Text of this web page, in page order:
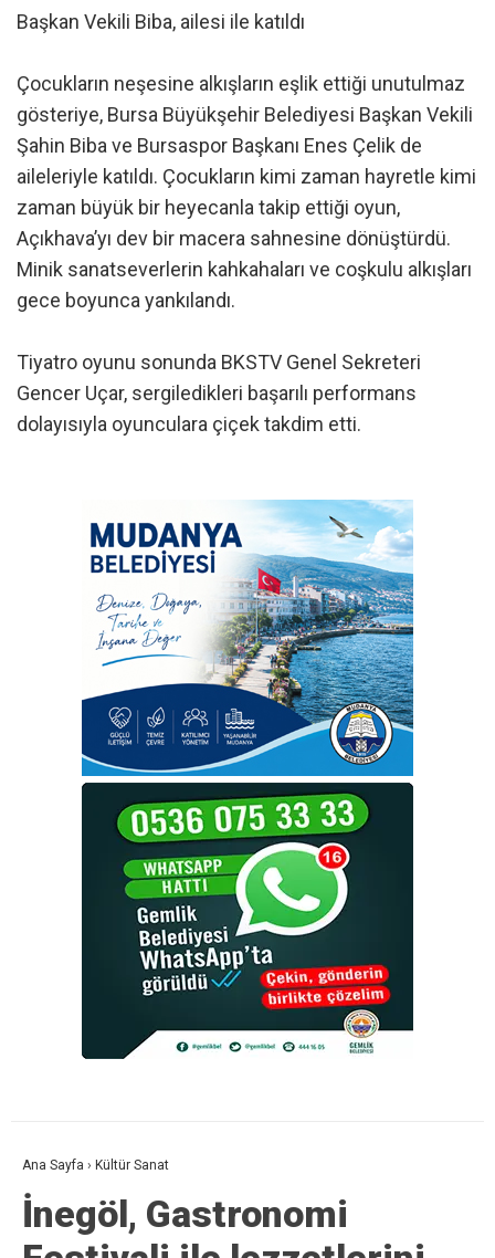
Başkan Vekili Biba, ailesi ile katıldı
Çocukların neşesine alkışların eşlik ettiği unutulmaz
gösteriye, Bursa Büyükşehir Belediyesi Başkan Vekili
Şahin Biba ve Bursaspor Başkanı Enes Çelik de
aileleriyle katıldı. Çocukların kimi zaman hayretle kimi
zaman büyük bir heyecanla takip ettiği oyun,
Açıkhava’yı dev bir macera sahnesine dönüştürdü.
Minik sanatseverlerin kahkahaları ve coşkulu alkışları
gece boyunca yankılandı.
Tiyatro oyunu sonunda BKSTV Genel Sekreteri
Gencer Uçar, sergiledikleri başarılı performans
dolayısıyla oyunculara çiçek takdim etti.
Ana Sayfa › Kültür Sanat
İnegöl, Gastronomi